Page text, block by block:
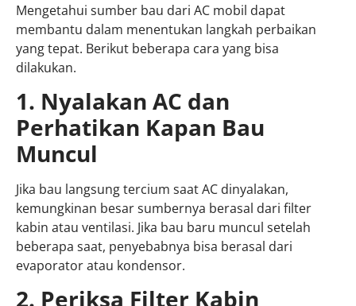
Mengetahui sumber bau dari AC mobil dapat
membantu dalam menentukan langkah perbaikan
yang tepat. Berikut beberapa cara yang bisa
dilakukan.
1. Nyalakan AC dan
Perhatikan Kapan Bau
Muncul
Jika bau langsung tercium saat AC dinyalakan,
kemungkinan besar sumbernya berasal dari filter
kabin atau ventilasi. Jika bau baru muncul setelah
beberapa saat, penyebabnya bisa berasal dari
evaporator atau kondensor.
2. Periksa Filter Kabin